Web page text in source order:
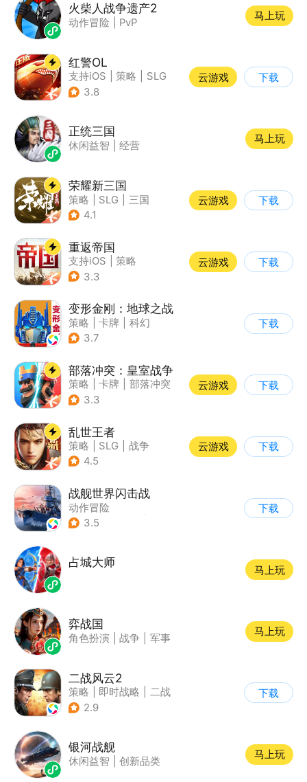
火柴人战争遗产2
动作冒险 PvP
马上玩
红警OL
支持iOS 策略
SLG
| 二战
3.8
云游戏 下载
正统三国
休闲益智 经营
马上玩
荣耀新三国
策略 SLG
三国
| 中国风
4.1
云游戏 下载
重返帝国
支持iOS
策略
| 即时战略
3.3
云游戏 下载
变形金刚：地球之战
策略 卡牌
科幻
| 变形金刚
3.7
下载
部落冲突：皇室战争
策略 卡牌
部落冲突
| 卡通
3.3
云游戏 下载
乱世王者
策略 SLG
战争
| 中国风
4.5
云游戏 下载
战舰世界闪击战
动作冒险
| 第三人称射击
3.5
下载
占城大师
马上玩
弈战国
角色扮演 战争 军事
马上玩
二战风云2
策略 即时战略
二战
| 写实
2.9
下载
银河战舰
休闲益智 创新品类
马上玩